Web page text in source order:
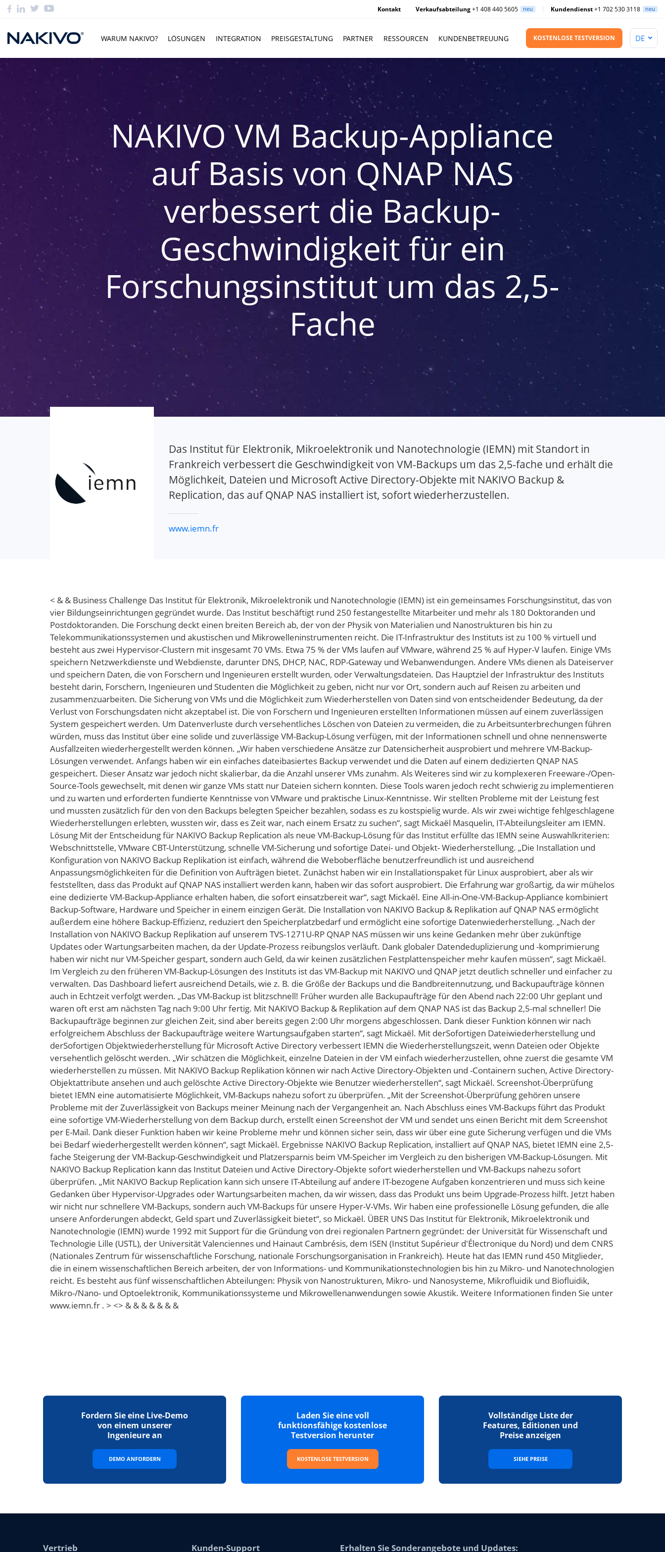
Kontakt Verkaufsabteilung+1 408 440 5605 neu Kundendienst+1 702 530 3118 neu
WARUM NAKIVO? LÖSUNGEN INTEGRATION PREISGESTALTUNG PARTNER RESSOURCEN KUNDENBETREUUNG KOSTENLOSE TESTVERSION
NAKIVO VM Backup-Appliance
auf Basis von QNAP NAS
verbessert die Backup-
Geschwindigkeit für ein
Forschungsinstitut um das 2,5-
Fache
Das Institut für Elektronik, Mikroelektronik und Nanotechnologie (IEMN) mit Standort in
Frankreich verbessert die Geschwindigkeit von VM-Backups um das 2,5-fache und erhält die
Möglichkeit, Dateien und Microsoft Active Directory-Objekte mit NAKIVO Backup &
Replication, das auf QNAP NAS installiert ist, sofort wiederherzustellen.
www.iemn.fr
< & & Business Challenge Das Institut für Elektronik, Mikroelektronik und Nanotechnologie (IEMN) ist ein gemeinsames Forschungsinstitut, das von
vier Bildungseinrichtungen gegründet wurde. Das Institut beschäftigt rund 250 festangestellte Mitarbeiter und mehr als 180 Doktoranden und
Postdoktoranden. Die Forschung deckt einen breiten Bereich ab, der von der Physik von Materialien und Nanostrukturen bis hin zu
Telekommunikationssystemen und akustischen und Mikrowelleninstrumenten reicht. Die IT-Infrastruktur des Instituts ist zu 100 % virtuell und
besteht aus zwei Hypervisor-Clustern mit insgesamt 70 VMs. Etwa 75 % der VMs laufen auf VMware, während 25 % auf Hyper-V laufen. Einige VMs
speichern Netzwerkdienste und Webdienste, darunter DNS, DHCP, NAC, RDP-Gateway und Webanwendungen. Andere VMs dienen als Dateiserver
und speichern Daten, die von Forschern und Ingenieuren erstellt wurden, oder Verwaltungsdateien. Das Hauptziel der Infrastruktur des Instituts
besteht darin, Forschern, Ingenieuren und Studenten die Möglichkeit zu geben, nicht nur vor Ort, sondern auch auf Reisen zu arbeiten und
zusammenzuarbeiten. Die Sicherung von VMs und die Möglichkeit zum Wiederherstellen von Daten sind von entscheidender Bedeutung, da der
Verlust von Forschungsdaten nicht akzeptabel ist. Die von Forschern und Ingenieuren erstellten Informationen müssen auf einem zuverlässigen
System gespeichert werden. Um Datenverluste durch versehentliches Löschen von Dateien zu vermeiden, die zu Arbeitsunterbrechungen führen
würden, muss das Institut über eine solide und zuverlässige VM-Backup-Lösung verfügen, mit der Informationen schnell und ohne nennenswerte
Ausfallzeiten wiederhergestellt werden können. „Wir haben verschiedene Ansätze zur Datensicherheit ausprobiert und mehrere VM-Backup-
Lösungen verwendet. Anfangs haben wir ein einfaches dateibasiertes Backup verwendet und die Daten auf einem dedizierten QNAP NAS
gespeichert. Dieser Ansatz war jedoch nicht skalierbar, da die Anzahl unserer VMs zunahm. Als Weiteres sind wir zu komplexeren Freeware-/Open-
Source-Tools gewechselt, mit denen wir ganze VMs statt nur Dateien sichern konnten. Diese Tools waren jedoch recht schwierig zu implementieren
und zu warten und erforderten fundierte Kenntnisse von VMware und praktische Linux-Kenntnisse. Wir stellten Probleme mit der Leistung fest
und mussten zusätzlich für den von den Backups belegten Speicher bezahlen, sodass es zu kostspielig wurde. Als wir zwei wichtige fehlgeschlagene
Wiederherstellungen erlebten, wussten wir, dass es Zeit war, nach einem Ersatz zu suchen“, sagt Mickaël Masquelin, IT-Abteilungsleiter am IEMN.
Lösung Mit der Entscheidung für NAKIVO Backup Replication als neue VM-Backup-Lösung für das Institut erfüllte das IEMN seine Auswahlkriterien:
Webschnittstelle, VMware CBT-Unterstützung, schnelle VM-Sicherung und sofortige Datei- und Objekt- Wiederherstellung. „Die Installation und
Konfiguration von NAKIVO Backup Replikation ist einfach, während die Weboberfläche benutzerfreundlich ist und ausreichend
Anpassungsmöglichkeiten für die Definition von Aufträgen bietet. Zunächst haben wir ein Installationspaket für Linux ausprobiert, aber als wir
feststellten, dass das Produkt auf QNAP NAS installiert werden kann, haben wir das sofort ausprobiert. Die Erfahrung war großartig, da wir mühelos
eine dedizierte VM-Backup-Appliance erhalten haben, die sofort einsatzbereit war“, sagt Mickaël. Eine All-in-One-VM-Backup-Appliance kombiniert
Backup-Software, Hardware und Speicher in einem einzigen Gerät. Die Installation von NAKIVO Backup & Replikation auf QNAP NAS ermöglicht
außerdem eine höhere Backup-Effizienz, reduziert den Speicherplatzbedarf und ermöglicht eine sofortige Datenwiederherstellung. „Nach der
Installation von NAKIVO Backup Replikation auf unserem TVS-1271U-RP QNAP NAS müssen wir uns keine Gedanken mehr über zukünftige
Updates oder Wartungsarbeiten machen, da der Update-Prozess reibungslos verläuft. Dank globaler Datendeduplizierung und -komprimierung
haben wir nicht nur VM-Speicher gespart, sondern auch Geld, da wir keinen zusätzlichen Festplattenspeicher mehr kaufen müssen“, sagt Mickaël.
Im Vergleich zu den früheren VM-Backup-Lösungen des Instituts ist das VM-Backup mit NAKIVO und QNAP jetzt deutlich schneller und einfacher zu
verwalten. Das Dashboard liefert ausreichend Details, wie z. B. die Größe der Backups und die Bandbreitennutzung, und Backupaufträge können
auch in Echtzeit verfolgt werden. „Das VM-Backup ist blitzschnell! Früher wurden alle Backupaufträge für den Abend nach 22:00 Uhr geplant und
waren oft erst am nächsten Tag nach 9:00 Uhr fertig. Mit NAKIVO Backup & Replikation auf dem QNAP NAS ist das Backup 2,5-mal schneller! Die
Backupaufträge beginnen zur gleichen Zeit, sind aber bereits gegen 2:00 Uhr morgens abgeschlossen. Dank dieser Funktion können wir nach
erfolgreichem Abschluss der Backupaufträge weitere Wartungsaufgaben starten“, sagt Mickaël. Mit derSofortigen Dateiwiederherstellung und
derSofortigen Objektwiederherstellung für Microsoft Active Directory verbessert IEMN die Wiederherstellungszeit, wenn Dateien oder Objekte
versehentlich gelöscht werden. „Wir schätzen die Möglichkeit, einzelne Dateien in der VM einfach wiederherzustellen, ohne zuerst die gesamte VM
wiederherstellen zu müssen. Mit NAKIVO Backup Replikation können wir nach Active Directory-Objekten und -Containern suchen, Active Directory-
Objektattribute ansehen und auch gelöschte Active Directory-Objekte wie Benutzer wiederherstellen“, sagt Mickaël. Screenshot-Überprüfung
bietet IEMN eine automatisierte Möglichkeit, VM-Backups nahezu sofort zu überprüfen. „Mit der Screenshot-Überprüfung gehören unsere
Probleme mit der Zuverlässigkeit von Backups meiner Meinung nach der Vergangenheit an. Nach Abschluss eines VM-Backups führt das Produkt
eine sofortige VM-Wiederherstellung von dem Backup durch, erstellt einen Screenshot der VM und sendet uns einen Bericht mit dem Screenshot
per E-Mail. Dank dieser Funktion haben wir keine Probleme mehr und können sicher sein, dass wir über eine gute Sicherung verfügen und die VMs
bei Bedarf wiederhergestellt werden können“, sagt Mickaël. Ergebnisse NAKIVO Backup Replication, installiert auf QNAP NAS, bietet IEMN eine 2,5-
fache Steigerung der VM-Backup-Geschwindigkeit und Platzersparnis beim VM-Speicher im Vergleich zu den bisherigen VM-Backup-Lösungen. Mit
NAKIVO Backup Replication kann das Institut Dateien und Active Directory-Objekte sofort wiederherstellen und VM-Backups nahezu sofort
überprüfen. „Mit NAKIVO Backup Replication kann sich unsere IT-Abteilung auf andere IT-bezogene Aufgaben konzentrieren und muss sich keine
Gedanken über Hypervisor-Upgrades oder Wartungsarbeiten machen, da wir wissen, dass das Produkt uns beim Upgrade-Prozess hilft. Jetzt haben
wir nicht nur schnellere VM-Backups, sondern auch VM-Backups für unsere Hyper-V-VMs. Wir haben eine professionelle Lösung gefunden, die alle
unsere Anforderungen abdeckt, Geld spart und Zuverlässigkeit bietet“, so Mickaël. ÜBER UNS Das Institut für Elektronik, Mikroelektronik und
Nanotechnologie (IEMN) wurde 1992 mit Support für die Gründung von drei regionalen Partnern gegründet: der Universität für Wissenschaft und
Technologie Lille (USTL), der Universität Valenciennes und Hainaut Cambrésis, dem ISEN (Institut Supérieur d'Électronique du Nord) und dem CNRS
(Nationales Zentrum für wissenschaftliche Forschung, nationale Forschungsorganisation in Frankreich). Heute hat das IEMN rund 450 Mitglieder,
die in einem wissenschaftlichen Bereich arbeiten, der von Informations- und Kommunikationstechnologien bis hin zu Mikro- und Nanotechnologien
reicht. Es besteht aus fünf wissenschaftlichen Abteilungen: Physik von Nanostrukturen, Mikro- und Nanosysteme, Mikrofluidik und Biofluidik,
Mikro-/Nano- und Optoelektronik, Kommunikationssysteme und Mikrowellenanwendungen sowie Akustik. Weitere Informationen finden Sie unter
www.iemn.fr . > <> & & & & & & &
Fordern Sie eine Live-Demo
von einem unserer
Ingenieure an
DEMO ANFORDERN
Laden Sie eine voll
funktionsfähige kostenlose
Testversion herunter
KOSTENLOSE TESTVERSION
Vollständige Liste der
Features, Editionen und
Preise anzeigen
SIEHE PREISE
Vertrieb Kunden-Support Erhalten Sie Sonderangebote und Updates: